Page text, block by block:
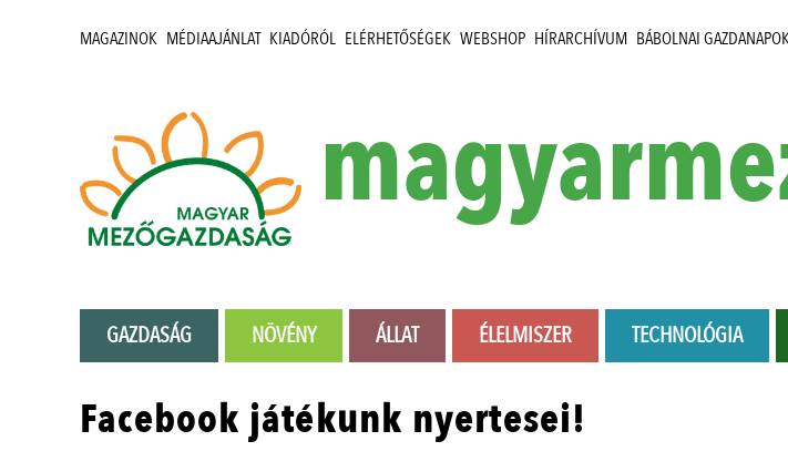
MAGAZINOK MÉDIAAJÁNLAT KIADÓRÓL ELÉRHETŐSÉGEK WEBSHOP HÍRARCHÍVUM BÁBOLNAI
GAZDASÁG NÖVÉNY ÁLLAT ÉLELMISZER TECHNOLÓGIA
Facebook játékunk nyertesei!